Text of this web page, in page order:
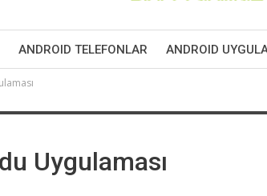
ANDROID TELEFONLAR ANDROID
Uygulaması